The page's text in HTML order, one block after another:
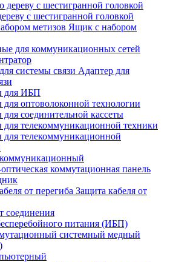
с шестигранной головкой
Ящик с набором
для коммуникационных сетей
Адаптер для
для ИБП
для оптоволоконной технологии
для соединительной кассеты
для телекоммуникационной техники
для телекоммуникационной
коммутационная панель
Защита кабеля от
соединения
питания (ИБП)
системный медный